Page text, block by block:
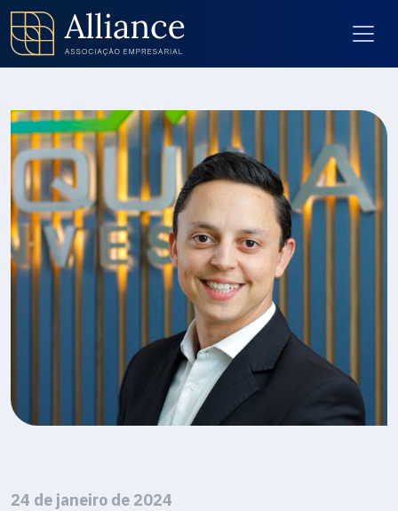
24 de janeiro de 2024